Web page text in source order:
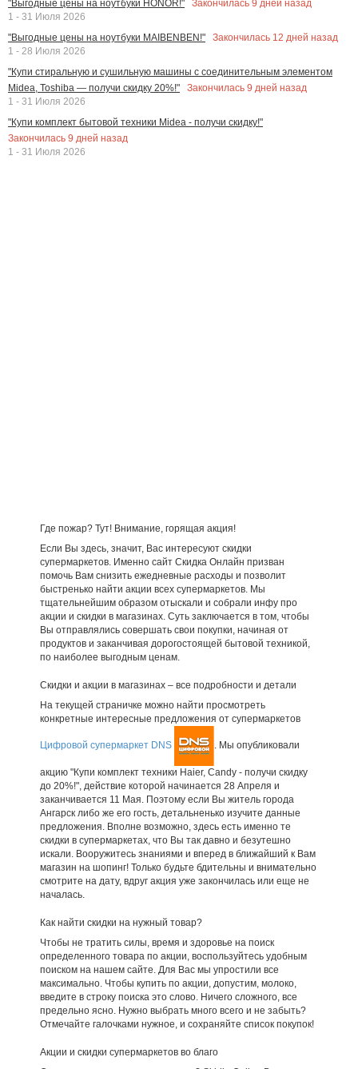
"Выгодные цены на ноутбуки HONOR!"
Закончилась 9 дней назад
1 - 31 Июля 2026
"Выгодные цены на ноутбуки MAIBENBEN!"
Закончилась 12 дней назад
1 - 28 Июля 2026
"Купи стиральную и сушильную машины с соединительным элементом
Midea, Toshiba — получи скидку 20%!"
Закончилась 9 дней назад
1 - 31 Июля 2026
"Купи комплект бытовой техники Midea - получи скидку!"
Закончилась 9 дней назад
1 - 31 Июля 2026
Где пожар? Тут! Внимание, горящая акция!
Если Вы здесь, значит, Вас интересуют скидки
супермаркетов. Именно сайт Скидка Онлайн призван
помочь Вам снизить ежедневные расходы и позволит
быстренько найти акции всех супермаркетов. Мы
тщательнейшим образом отыскали и собрали инфу про
акции и скидки в магазинах. Суть заключается в том, чтобы
Вы отправлялись совершать свои покупки, начиная от
продуктов и заканчивая дорогостоящей бытовой техникой,
по наиболее выгодным ценам.
Скидки и акции в магазинах – все подробности и детали
На текущей страничке можно найти просмотреть
конкретные интересные предложения от супермаркетов
Цифровой супермаркет DNS . Мы опубликовали
акцию "Купи комплект техники Haier, Candy - получи скидку
до 20%!", действие которой начинается 28 Апреля и
заканчивается 11 Мая. Поэтому если Вы житель города
Ангарск либо же его гость, детальненько изучите данные
предложения. Вполне возможно, здесь есть именно те
скидки в супермаркетах, что Вы так давно и безутешно
искали. Вооружитесь знаниями и вперед в ближайший к Вам
магазин на шопинг! Только будьте бдительны и внимательно
смотрите на дату, вдруг акция уже закончилась или еще не
началась.
Как найти скидки на нужный товар?
Чтобы не тратить силы, время и здоровье на поиск
определенного товара по акции, воспользуйтесь удобным
поиском на нашем сайте. Для Вас мы упростили все
максимально. Чтобы купить по акции, допустим, молоко,
введите в строку поиска это слово. Ничего сложного, все
предельно ясно. Нужно выбрать много всего и не забыть?
Отмечайте галочками нужное, и сохраняйте список покупок!
Акции и скидки супермаркетов во благо